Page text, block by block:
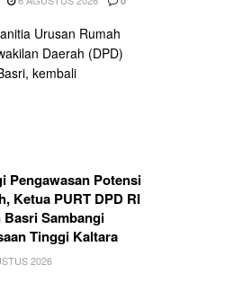
Urusan Rumah
Daerah (DPD)
kembali
Pengawasan Potensi
Ketua PURT DPD RI
Basri Sambangi
Tinggi Kaltara
2026